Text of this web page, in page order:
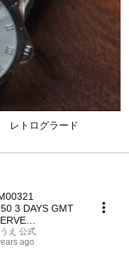
トログラード
3 DAYS GMT
え 公式
ago